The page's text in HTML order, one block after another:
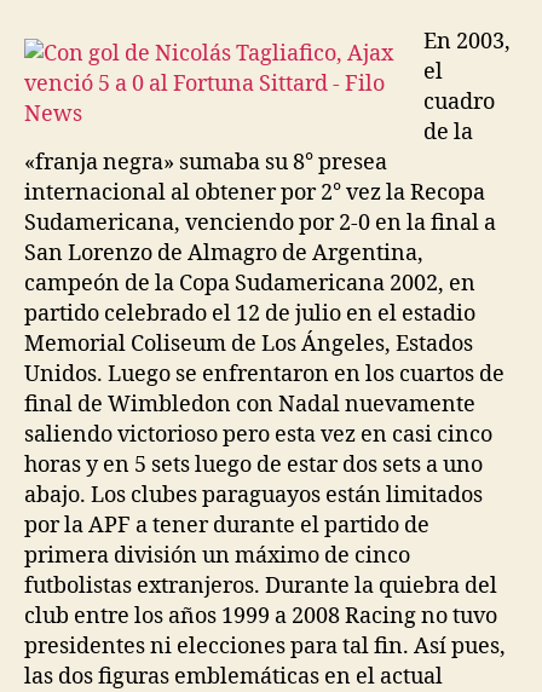
En 2003,
el
cuadro
de la
«franja negra» sumaba su 8° presea
internacional al obtener por 2° vez la Recopa
Sudamericana, venciendo por 2-0 en la final a
San Lorenzo de Almagro de Argentina,
campeón de la Copa Sudamericana 2002, en
partido celebrado el 12 de julio en el estadio
Memorial Coliseum de Los Ángeles, Estados
Unidos. Luego se enfrentaron en los cuartos de
final de Wimbledon con Nadal nuevamente
saliendo victorioso pero esta vez en casi cinco
horas y en 5 sets luego de estar dos sets a uno
abajo. Los clubes paraguayos están limitados
por la APF a tener durante el partido de
primera división un máximo de cinco
futbolistas extranjeros. Durante la quiebra del
club entre los años 1999 a 2008 Racing no tuvo
presidentes ni elecciones para tal fin. Así pues,
las dos figuras emblemáticas en el actual